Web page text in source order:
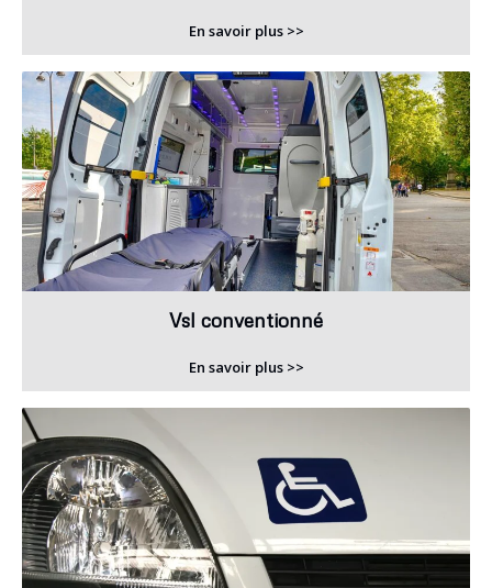
En savoir plus >>
Vsl conventionné
En savoir plus >>